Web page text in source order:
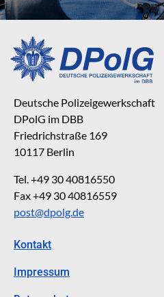
Deutsche Polizeigewerkschaft
DPolG im DBB
Friedrichstraße 169
10117 Berlin
Tel. +49 30 40816550
Fax +49 30 40816559
post@dpolg.de
Kontakt
Impressum